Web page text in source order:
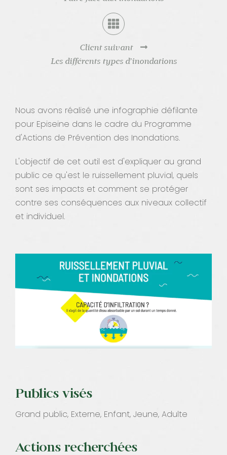
Client suivant
Les différents types d’inondations
Nous avons réalisé une infographie défilante
pour Episeine dans le cadre du Programme
d'Actions de Prévention des Inondations.
L'objectif de cet outil est d'expliquer au grand
public ce qu'est le ruissellement pluvial, quels
sont ses impacts et comment se protéger
contre ses conséquences aux niveaux collectif
et individuel.
Publics visés
Grand public, Externe, Enfant, Jeune, Adulte
Actions recherchées